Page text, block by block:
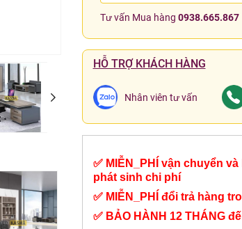
Tư vấn Mua hàng 0938.665.867
HỖ TRỢ KHÁCH HÀNG
Nhân viên tư vấn
✅ MIỄN_PHÍ vận chuyển
phát sinh chi phí
✅ MIỄN_PHÍ đổi trả hàng
✅ BẢO HÀNH 12 THÁNG